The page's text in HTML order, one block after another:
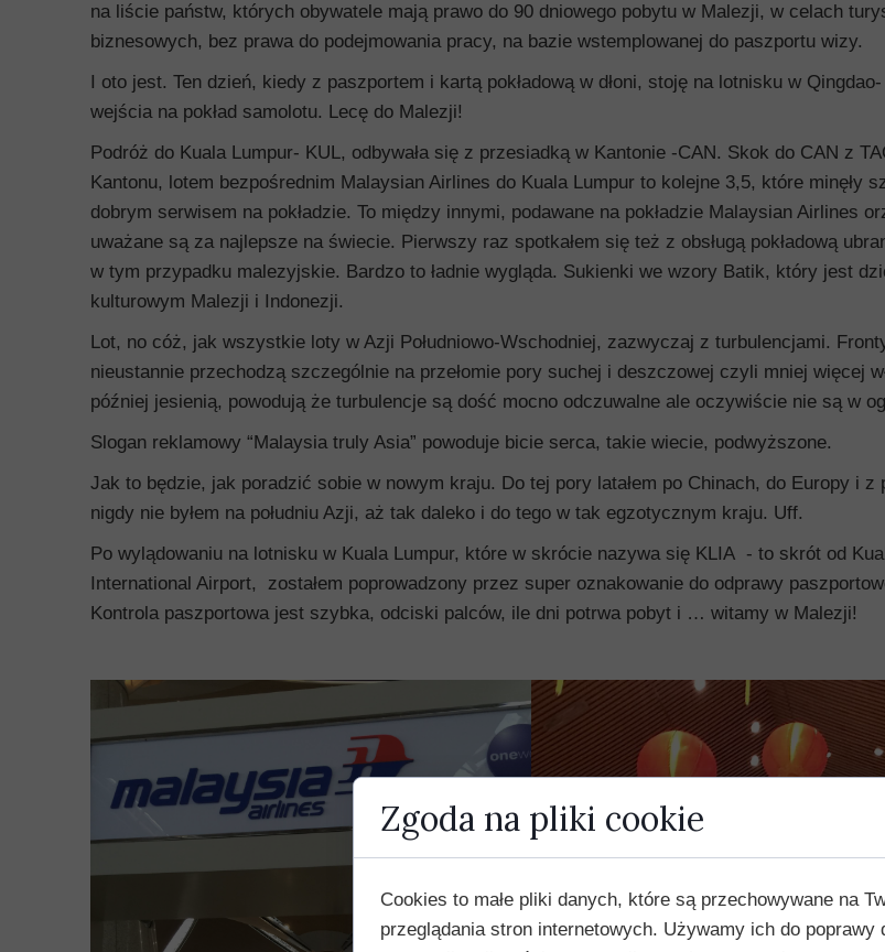
na liście państw, których obywatele mają prawo do 90 dniowego pobytu w Malezji, w celach
biznesowych, bez prawa do podejmowania pracy, na bazie wstemplowanej do paszportu wizy.
I oto jest. Ten dzień, kiedy z paszportem i kartą pokładową w dłoni, stoję na lotnisku w
wejścia na pokład samolotu. Lecę do Malezji!
Podróż do Kuala Lumpur- KUL, odbywała się z przesiadką w Kantonie -CAN. Skok do CAN z
Kantonu, lotem bezpośrednim Malaysian Airlines do Kuala Lumpur to kolejne 3,5, które minęły
dobrym serwisem na pokładzie. To między innymi, podawane na pokładzie Malaysian Airlines
uważane są za najlepsze na świecie. Pierwszy raz spotkałem się też z obsługą pokładową
w tym przypadku malezyjskie. Bardzo to ładnie wygląda. Sukienki we wzory Batik, który jest
kulturowym Malezji i Indonezji.
Lot, no cóż, jak wszystkie loty w Azji Południowo-Wschodniej, zazwyczaj z turbulencjami.
nieustannie przechodzą szczególnie na przełomie pory suchej i deszczowej czyli mniej więcej
później jesienią, powodują że turbulencje są dość mocno odczuwalne ale oczywiście nie są w
Slogan reklamowy “Malaysia truly Asia” powoduje bicie serca, takie wiecie, podwyższone.
Jak to będzie, jak poradzić sobie w nowym kraju. Do tej pory latałem po Chinach, do Europy i z
nigdy nie byłem na południu Azji, aż tak daleko i do tego w tak egzotycznym kraju. Uff.
Po wylądowaniu na lotnisku w Kuala Lumpur, które w skrócie nazywa się KLIA - to skrót od
International Airport, zostałem poprowadzony przez super oznakowanie do odprawy
Kontrola paszportowa jest szybka, odciski palców, ile dni potrwa pobyt i … witamy w Malezji!
Zgoda na pliki cookie
Cookies to małe pliki danych, które są przechowywane na
przeglądania stron internetowych. Używamy ich do poprawy